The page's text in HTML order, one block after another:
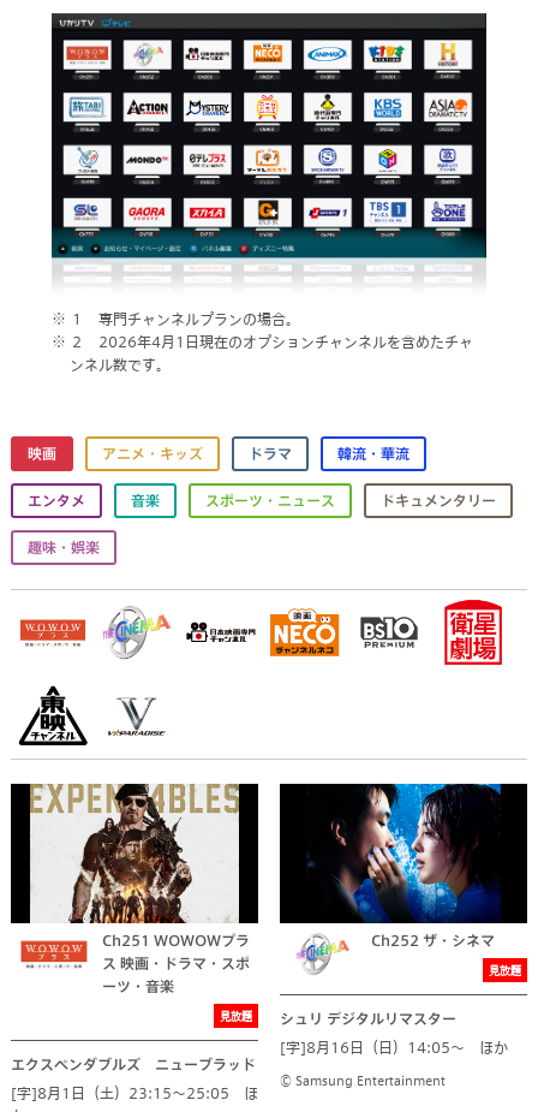
１ 専門チャンネルプランの場合。
２ 2026年4月1日現在のオプションチャンネルを含めたチャ
ンネル数です。
映画
Ch251 WOWOWプラ
ス 映画・ドラマ・スポ
ーツ・音楽
見放題
エクスペンダブルズ ニューブラッド
[字]8月1日（土）23:15～25:05 ほ
Ch252 ザ・シネマ
見放題
シュリ デジタルリマスター
[字]8月16日（日）14:05～ ほか
© Samsung Entertainment
アニメ・キッズ ドラマ 韓流・華流
エンタメ 音楽 スポーツ・ニュース ドキュメンタリー
趣味・娯楽